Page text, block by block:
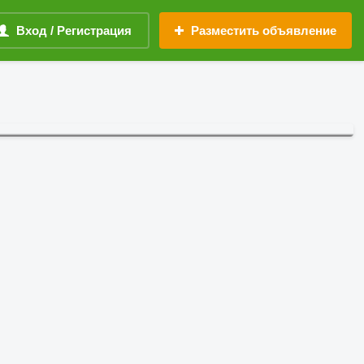
Вход / Регистрация Разместить объявление